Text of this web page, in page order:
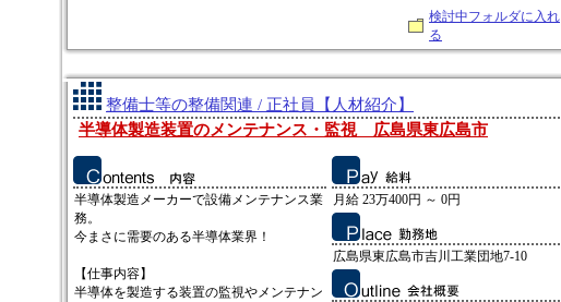
検討中フォルダに入れ
る
整備士等の整備関連 / 正社員【人材紹介】
半導体製造装置のメンテナンス・監視 広島県東広島市
半導体製造メーカーで設備メンテナンス業
務。
今まさに需要のある半導体業界！
【仕事内容】
半導体を製造する装置の監視やメンテナン
月給 23万400円 ～ 0円
広島県東広島市吉川工業団地7-10